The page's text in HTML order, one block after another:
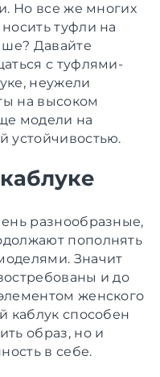
Но все же многих
туфли на
Давайте
с туфлями-
неужели
на высоком
модели на
устойчивостью.
разнообразные,
пополнять
Значит
и до
женского
каблук способен
образ, но и
в себе.